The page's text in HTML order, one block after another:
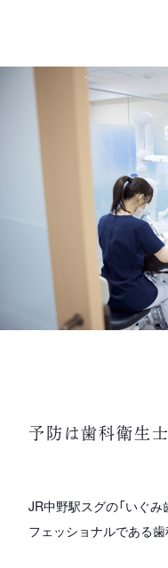
予防は歯科衛生
JR中野駅スグの「いぐみ
フェッショナルである